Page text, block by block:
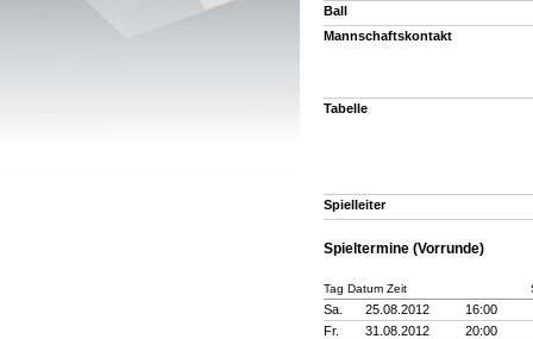
Ball
Mannschaftskontakt
Tabelle
Spielleiter
Spieltermine (Vorrunde)
Tag Datum Zeit
Sa. 25.08.2012
16:00
Fr.
31.08.2012
20:00